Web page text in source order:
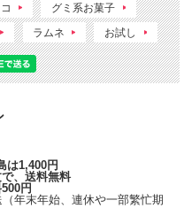
グミ系お菓子
ラムネ お試し
は1,400円
、送料無料
円
年末年始、連休や一部繁忙期